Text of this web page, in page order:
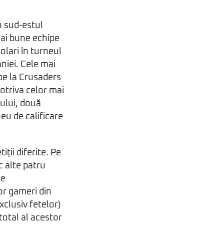
sud-estul
bune echipe
în turneul
Cele mai
la Crusaders
celor mai
două
de calificare
diferite. Pe
alte patru
gameri din
fetelor)
al acestor